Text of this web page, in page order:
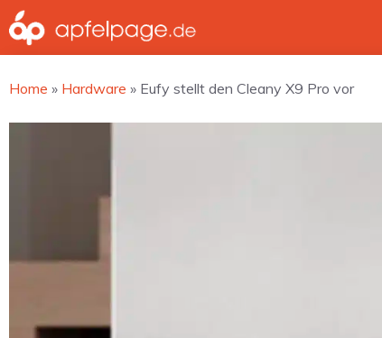
Zum
Inhalt
springen
Home » Hardware » Eufy stellt den Cleany X9 Pro vor